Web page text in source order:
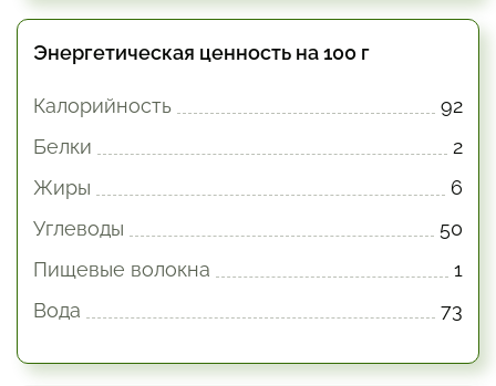
Энергетическая ценность на 100 г
Калорийность
92
Белки
2
Жиры
6
Углеводы
50
Пищевые волокна
1
Вода
73